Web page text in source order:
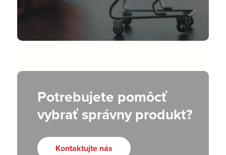
Potrebujete pomôcť
vybrať správny produkt?
Kontaktujte nás